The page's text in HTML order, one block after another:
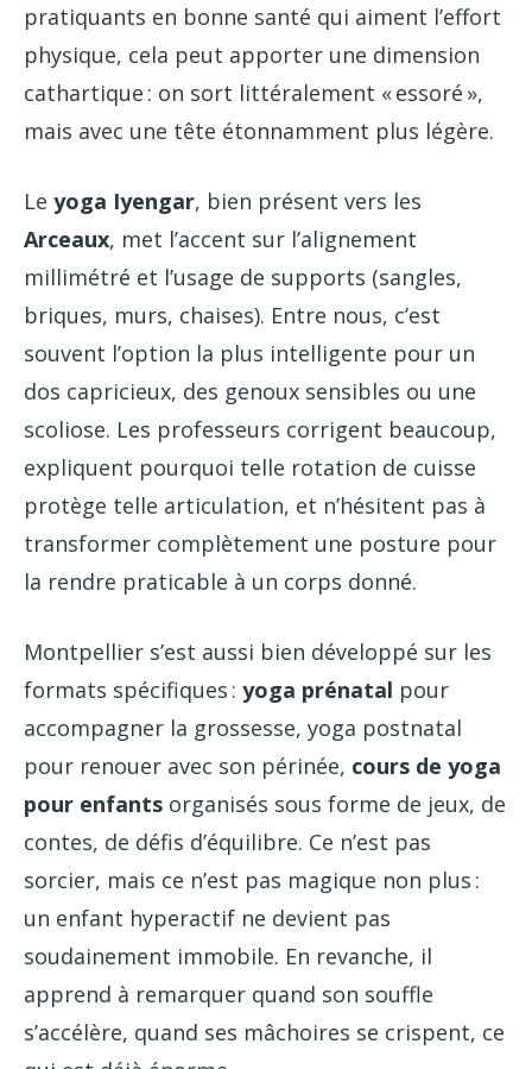
pratiquants en bonne santé qui aiment l’effort
physique, cela peut apporter une dimension
cathartique : on sort littéralement « essoré »,
mais avec une tête étonnamment plus légère.
Le yoga Iyengar, bien présent vers les
Arceaux, met l’accent sur l’alignement
millimétré et l’usage de supports (sangles,
briques, murs, chaises). Entre nous, c’est
souvent l’option la plus intelligente pour un
dos capricieux, des genoux sensibles ou une
scoliose. Les professeurs corrigent beaucoup,
expliquent pourquoi telle rotation de cuisse
protège telle articulation, et n’hésitent pas à
transformer complètement une posture pour
la rendre praticable à un corps donné.
Montpellier s’est aussi bien développé sur les
formats spécifiques : yoga prénatal pour
accompagner la grossesse, yoga postnatal
pour renouer avec son périnée, cours de yoga
pour enfants organisés sous forme de jeux, de
contes, de défis d’équilibre. Ce n’est pas
sorcier, mais ce n’est pas magique non plus :
un enfant hyperactif ne devient pas
soudainement immobile. En revanche, il
apprend à remarquer quand son souffle
s’accélère, quand ses mâchoires se crispent, ce